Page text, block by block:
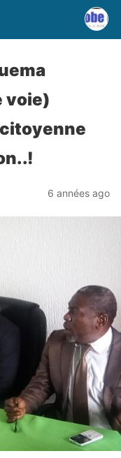
voie)
6 années ago